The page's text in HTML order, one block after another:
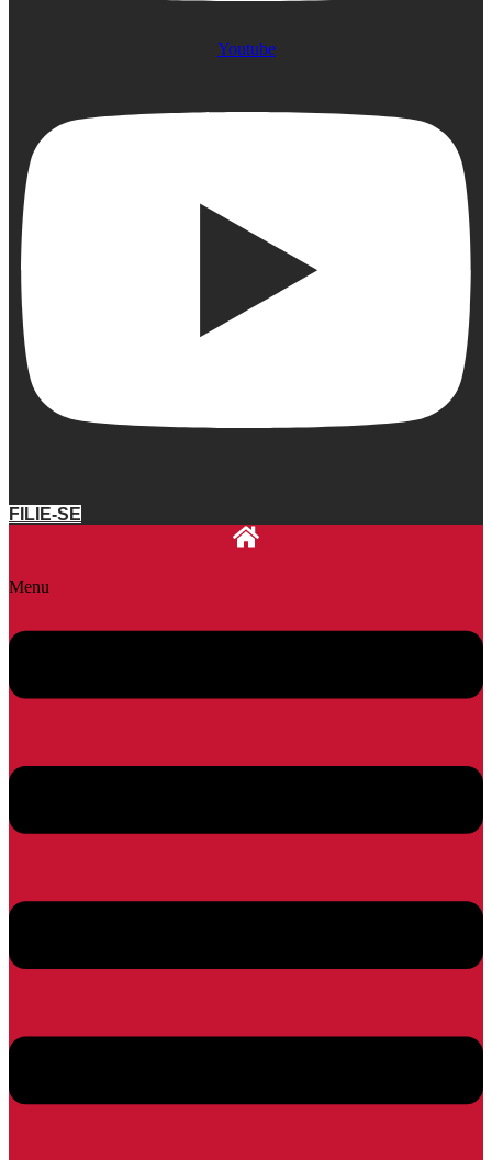
Youtube
FILIE-SE
Menu